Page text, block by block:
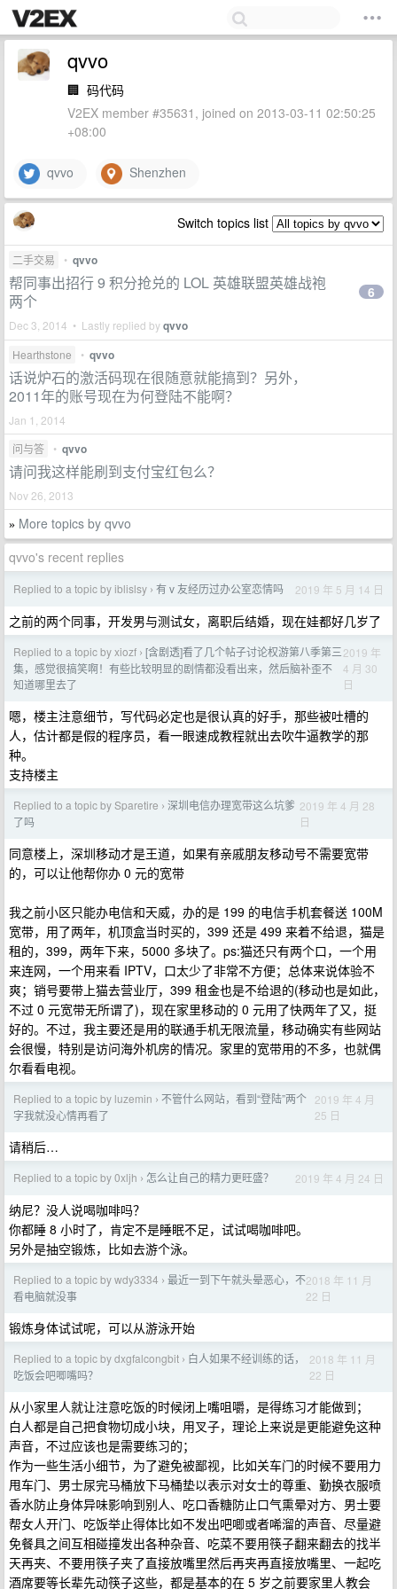
qvvo
🏢 码代码
V2EX member #35631, joined on 2013-03-11 02:50:25
+08:00
qvvo Shenzhen
Switch topics list
二手交易 • qvvo
帮同事出招行 9 积分抢兑的 LOL 英雄联盟英雄战袍
两个
Dec 3, 2014 • Lastly replied byqvvo
6
Hearthstone • qvvo
话说炉石的激活码现在很随意就能搞到？另外，
2011年的账号现在为何登陆不能啊？
Jan 1, 2014
问与答
• qvvo
请问我这样能刷到支付宝红包么？
Nov 26, 2013
» More topics by qvvo
qvvo's recent replies
Replied to a topic by iblislsy › 有 v 友经历过办公室恋情吗 2019 年 5 月 14 日
之前的两个同事，开发男与测试女，离职后结婚，现在娃都好几岁了
Replied to a topic by xiozf › [含剧透]看了几个帖子讨论权游第八季第三
集，感觉很搞笑啊！有些比较明显的剧情都没看出来，然后脑补歪不
知道哪里去了
2019 年
4 月 30
日
嗯，楼主注意细节，写代码必定也是很认真的好手，那些被吐槽的
人，估计都是假的程序员，看一眼速成教程就出去吹牛逼教学的那
种。
支持楼主
Replied to a topic by Sparetire › 深圳电信办理宽带这么坑爹
了吗
2019 年 4 月 28
日
同意楼上，深圳移动才是王道，如果有亲戚朋友移动号不需要宽带
的，可以让他帮你办 0 元的宽带
我之前小区只能办电信和天威，办的是 199 的电信手机套餐送 100M
宽带，用了两年，机顶盒当时买的，399 还是 499 来着不给退，猫是
租的，399，两年下来，5000 多块了。ps:猫还只有两个口，一个用
来连网，一个用来看 IPTV，口太少了非常不方便；总体来说体验不
爽；销号要带上猫去营业厅，399 租金也是不给退的(移动也是如此，
不过 0 元宽带无所谓了)，现在家里移动的 0 元用了快两年了又，挺
好的。不过，我主要还是用的联通手机无限流量，移动确实有些网站
会很慢，特别是访问海外机房的情况。家里的宽带用的不多，也就偶
尔看看电视。
Replied to a topic by luzemin › 不管什么网站，看到“登陆”两个
字我就没心情再看了
2019 年 4 月
25 日
请稍后…
Replied to a topic by 0xljh › 怎么让自己的精力更旺盛？ 2019 年 4 月 24 日
纳尼？没人说喝咖啡吗？
你都睡 8 小时了，肯定不是睡眠不足，试试喝咖啡吧。
另外是抽空锻炼，比如去游个泳。
Replied to a topic by wdy3334 › 最近一到下午就头晕恶心，不
看电脑就没事
2018 年 11 月
22 日
锻炼身体试试呢，可以从游泳开始
Replied to a topic by dxgfalcongbit › 白人如果不经训练的话，
吃饭会吧唧嘴吗？
2018 年 11 月
22 日
从小家里人就让注意吃饭的时候闭上嘴咀嚼，是得练习才能做到；
白人都是自己把食物切成小块，用叉子，理论上来说是更能避免这种
声音，不过应该也是需要练习的；
作为一些生活小细节，为了避免被鄙视，比如关车门的时候不要用力
甩车门、男士尿完马桶放下马桶垫以表示对女士的尊重、勤换衣服喷
香水防止身体异味影响到别人、吃口香糖防止口气熏晕对方、男士要
帮女人开门、吃饭举止得体比如不发出吧唧或者唏溜的声音、尽量避
免餐具之间互相碰撞发出各种杂音、吃菜不要用筷子翻来翻去的找半
天再夹、不要用筷子夹了直接放嘴里然后再夹再直接放嘴里、一起吃
酒席要等长辈先动筷子这些，都是基本的在 5 岁之前要家里人教会